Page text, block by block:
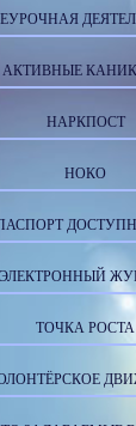
АКТИВНЫЕ
НАРКПОСТ
НОКО
ЭЛЕКТРОННЫЙ
ТОЧКА РОСТА